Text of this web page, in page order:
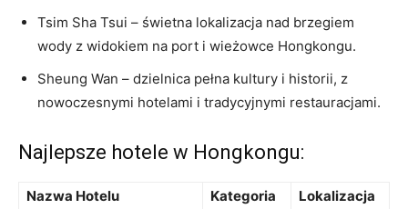
Tsim Sha Tsui – świetna lokalizacja nad brzegiem
wody z widokiem na port i​ wieżowce Hongkongu.
Sheung Wan – dzielnica‍ pełna​ kultury i historii, z⁤
nowoczesnymi​ hotelami i tradycyjnymi restauracjami.
Najlepsze hotele w ​Hongkongu:
Nazwa Hotelu Kategoria
Lokalizacja